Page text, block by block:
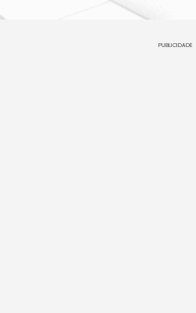
PUBLICIDADE